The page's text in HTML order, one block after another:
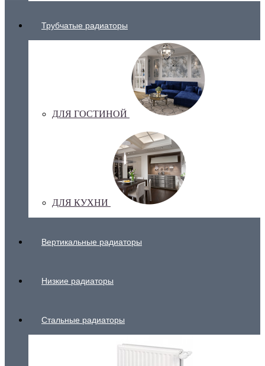
Трубчатые радиаторы
ДЛЯ ГОСТИНОЙ
ДЛЯ КУХНИ
Вертикальные радиаторы
Низкие радиаторы
Стальные радиаторы